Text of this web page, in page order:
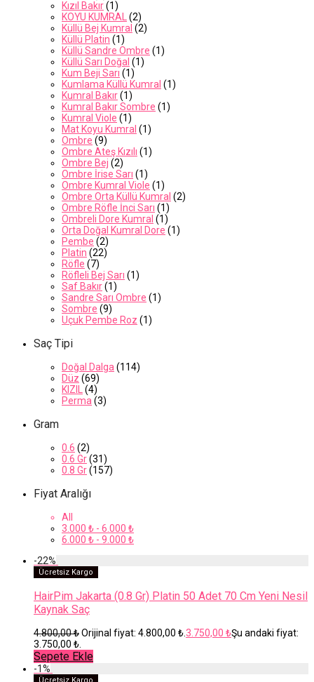
Kızıl Bakır(1)
KOYU KUMRAL (2)
Küllü Bej Kumral (2)
Küllü Platin (1)
Küllü Sandre Ombre (1)
Küllü Sarı Doğal (1)
Kum Beji Sarı (1)
Kumlama Küllü Kumral (1)
Kumral Bakır(1)
Kumral Bakır Sombre (1)
Kumral Viole (1)
Mat Koyu Kumral (1)
Ombre (9)
Ombre Ateş Kızılı (1)
Ombre Bej (2)
Ombre İrise Sarı (1)
Ombre Kumral Viole (1)
Ombre Orta Küllü Kumral (2)
Ombre Röfle İnci Sarı (1)
Ombreli Dore Kumral (1)
Orta Doğal Kumral Dore (1)
Pembe (2)
Platin (22)
Röfle (7)
Röfleli Bej Sarı (1)
Saf Bakır(1)
Sandre Sarı Ombre (1)
Sombre (9)
Uçuk Pembe Roz (1)
Saç Tipi
Doğal Dalga (114)
Düz (69)
KIZIL (4)
Perma (3)
Gram
0.6 (2)
0.6 Gr(31)
0.8 Gr(157)
Fiyat Aralığı
All
3.000 ₺ - 6.000 ₺
6.000 ₺ - 9.000 ₺
-22%
Ücretsiz Kargo
HairPim Jakarta (0.8 Gr) Platin 50 Adet 70 Cm Yeni Nesil
Kaynak Saç
4.800,00₺Orijinal fiyat: 4.800,00 ₺.3.750,00 ₺Şu andaki fiyat:
3.750,00 ₺.
Sepete Ekle
-1%
Ücretsiz Kargo